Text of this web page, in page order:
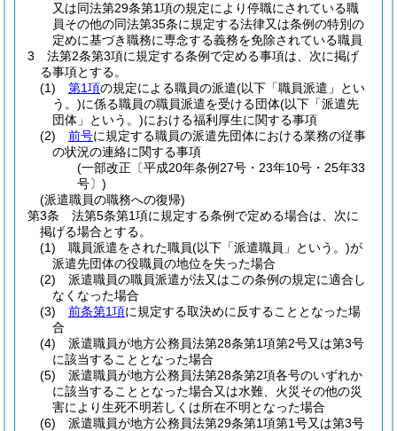
又は同法第29条第1項の規定により停職にされている職
員その他の同法第35条に規定する法律又は条例の特別の
定めに基づき職務に専念する義務を免除されている職員
3
法第2条第3項に規定する条例で定める事項は、次に掲げ
る事項とする。
(1)
第1項の規定による職員の派遣(以下「職員派遣」とい
う。)に係る職員の職員派遣を受ける団体(以下「派遣先
団体」という。)における福利厚生に関する事項
(2)
前号に規定する職員の派遣先団体における業務の従事
の状況の連絡に関する事項
(一部改正〔平成20年条例27号・23年10号・25年33
号〕)
(派遣職員の職務への復帰)
第3条
法第5条第1項に規定する条例で定める場合は、次に
掲げる場合とする。
(1)
職員派遣をされた職員(以下「派遣職員」という。)が
派遣先団体の役職員の地位を失った場合
(2)
派遣職員の職員派遣が法又はこの条例の規定に適合し
なくなった場合
(3)
前条第1項に規定する取決めに反することとなった場
合
(4)
派遣職員が地方公務員法第28条第1項第2号又は第3号
に該当することとなった場合
(5)
派遣職員が地方公務員法第28条第2項各号のいずれか
に該当することとなった場合又は水難、火災その他の災
害により生死不明若しくは所在不明となった場合
(6)
派遣職員が地方公務員法第29条第1項第1号又は第3号